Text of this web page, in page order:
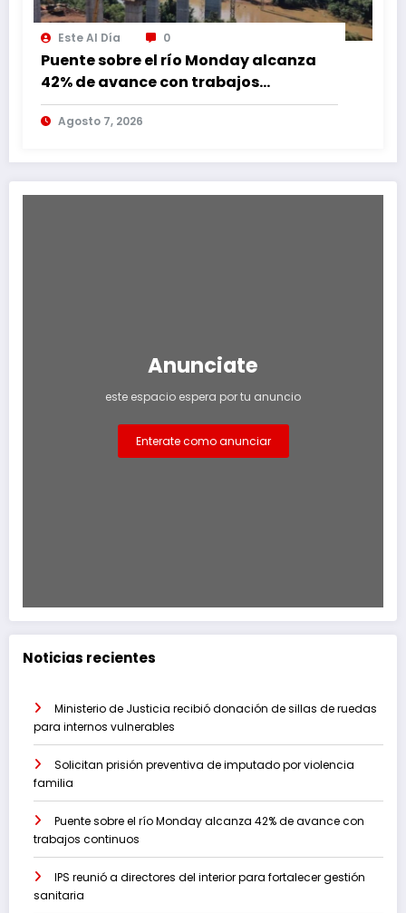
Este Al Día 0
Puente sobre el río Monday alcanza
42% de avance con trabajos
continuos
Agosto 7, 2026
Anunciate
este espacio espera por tu anuncio
Enterate como anunciar
Noticias recientes
Ministerio de Justicia recibió donación de sillas de ruedas
para internos vulnerables
Solicitan prisión preventiva de imputado por violencia
familia
Puente sobre el río Monday alcanza 42% de avance con
trabajos continuos
IPS reunió a directores del interior para fortalecer gestión
sanitaria